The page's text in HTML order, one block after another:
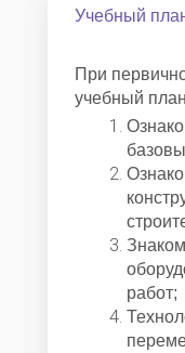
Учебный
При
учебный
работ;